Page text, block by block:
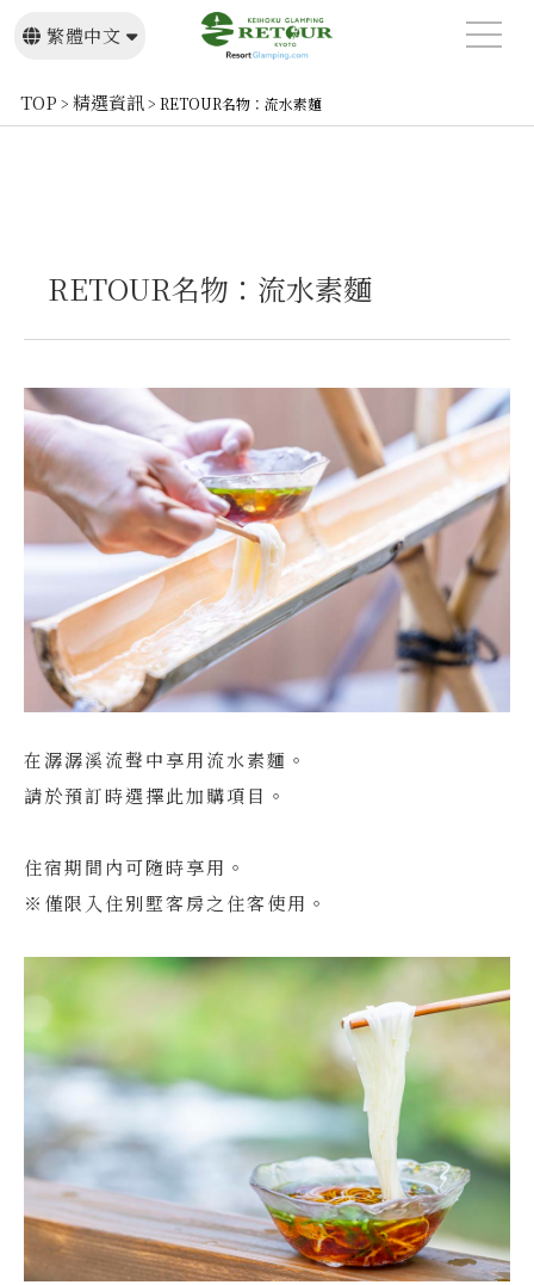
繁體中文
TOP > 精選資訊> RETOUR名物：流水素麵
RETOUR名物：流水素麵
在潺潺溪流聲中享用流水素麵。
請於預訂時選擇此加購項目。
住宿期間內可隨時享用。
※僅限入住別墅客房之住客使用。